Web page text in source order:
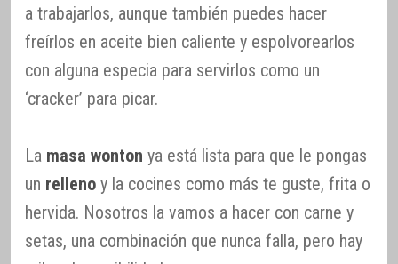
a trabajarlos, aunque también puedes hacer
freírlos en aceite bien caliente y espolvorearlos
con alguna especia para servirlos como un
‘cracker’ para picar.
La masa wonton ya está lista para que le pongas
un relleno y la cocines como más te guste, frita o
hervida. Nosotros la vamos a hacer con carne y
setas, una combinación que nunca falla, pero hay